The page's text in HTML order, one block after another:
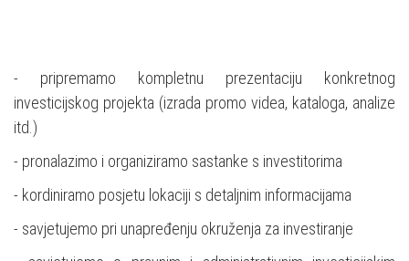
- pripremamo kompletnu prezentaciju konkretnog
investicijskog projekta (izrada promo videa, kataloga, analize
itd.)
- pronalazimo i organiziramo sastanke s investitorima
- kordiniramo posjetu lokaciji s detaljnim informacijama
- savjetujemo pri unapređenju okruženja za investiranje